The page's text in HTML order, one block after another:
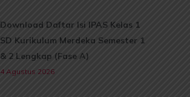
Download Daftar Isi IPAS Kelas 1
SD Kurikulum Merdeka Semester 1
& 2 Lengkap (Fase A)
4 Agustus 2026